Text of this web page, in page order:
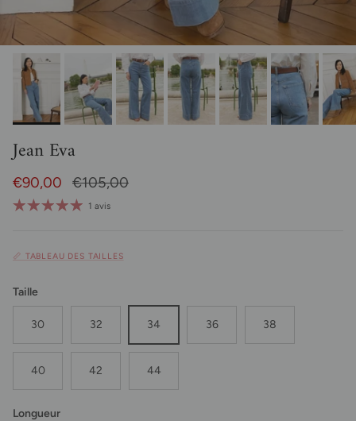
Jean Eva
Prix soldé
€90,00 Prix habituel
€105,00
1 avis
📏 TABLEAU DES TAILLES
Taille
30 32 34 36 38
40 42 44
Longueur